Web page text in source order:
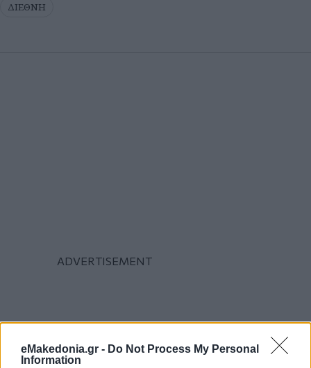
eMakedonia.gr - Do Not Process My Personal
Information
ΔΙΕΘΝΗ